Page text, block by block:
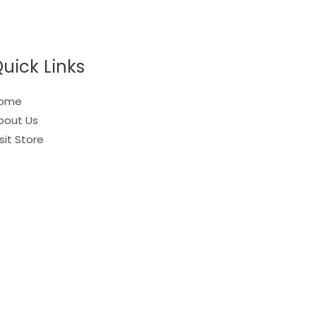
Links
Us
Store